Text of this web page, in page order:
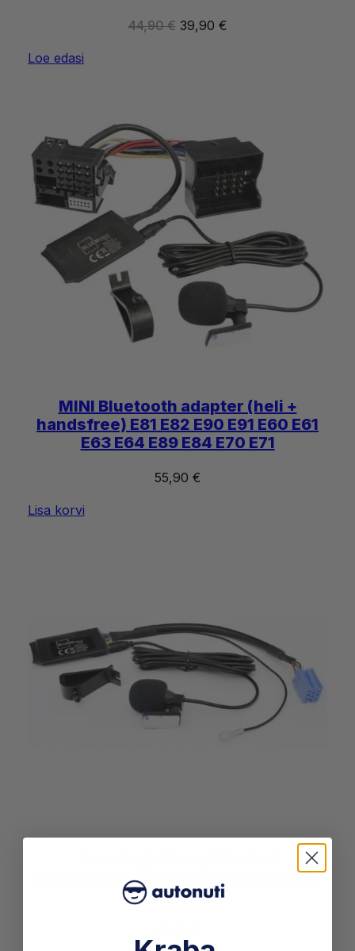
44,90€ Algne
39,90 €Praegune
Loe edasi
MINI Bluetooth adapter (heli +
handsfree) E81 E82 E90 E91 E60 E61
E63 E64 E89 E84 E70 E71
55,90 €
Lisa korvi
Volkswagen Bluetooth adapter (heli
+ handsfree)